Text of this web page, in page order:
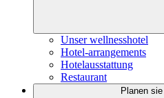
Unser wellnesshotel
Hotel-arrangements
Hotelausstattung
Restaurant
Planen